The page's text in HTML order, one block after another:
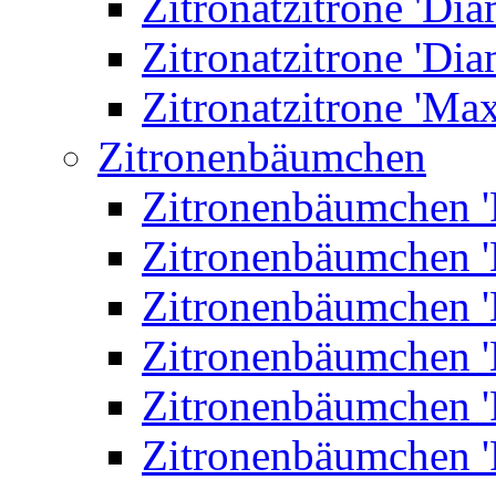
Zitronatzitrone
Zitronatzitrone
Zitronenbäumchen
Zitronenbäumchen
Zitronenbäumchen
Zitronenbäumchen
Zitronenbäumchen
Zitronenbäumchen
Zitronenbäumchen